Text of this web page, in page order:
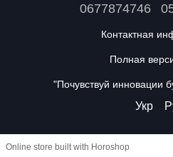
0677874746
Контактная
Полная
"Почувствуй инновации
Укр
Online store built with Horoshop